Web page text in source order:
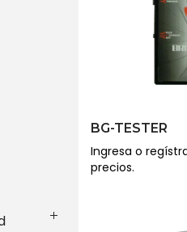
BG-TESTER
Ingresa o
precios.